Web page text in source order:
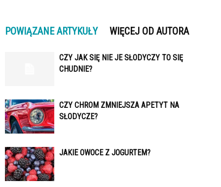
POWIĄZANE ARTYKUŁY WIĘCEJ OD AUTORA
CZY JAK SIĘ NIE JE SŁODYCZY TO SIĘ
CHUDNIE?
CZY CHROM ZMNIEJSZA APETYT NA
SŁODYCZE?
JAKIE OWOCE Z JOGURTEM?